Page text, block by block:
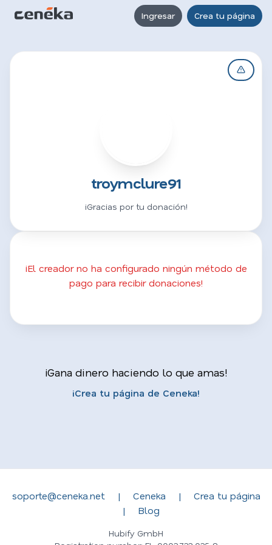
Ingresar Crea tu página
troymclure91
¡Gracias por tu donación!
¡El creador no ha configurado ningún método de
pago para recibir donaciones!
¡Gana dinero haciendo lo que amas!
¡Crea tu página de Ceneka!
soporte@ceneka.net | Ceneka |
Crea tu página
|
Blog
Hubify GmbH